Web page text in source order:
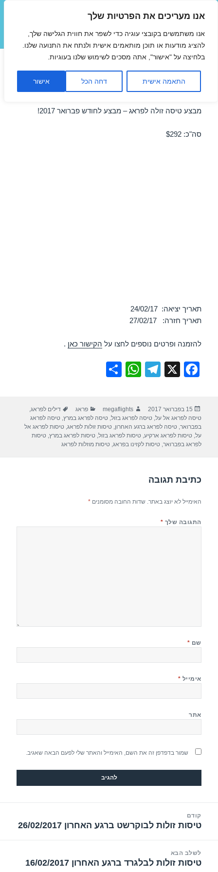
אנו מעריכים את הפרטיות שלך
אנו משתמשים בקובצי עוגיה כדי לשפר את חווית הגלישה שלך,
להציג מודעות או תוכן מותאמים אישית ולנתח את התנועה שלנו.
בלחיצה על "אישור", אתה מסכים לשימוש שלנו בעוגיות.
התאמה אישית דחה הכל אישור
תפריטים
ווידג'טים
טיסות זולות לפראג בפברואר
24/02/2017
מבצע טיסה זולה לפראג – מבצע לחודש פברואר 2017!
סה"כ: $292
תאריך יציאה: 24/02/17
תאריך חזרה: 27/02/17
להזמנה ופרטים נוספים לחצו על הקישור כאן .
F
e
b
o
k
X
T
gr
a
m
W
s
A
p
e
פורסם
בתאריך
15 בפברואר 2017 מחבר
megaflights קטגוריות
פראג תגיות
דילים לפראג,
טיסה לפראג אל על,טיסה לפראג בזול,טיסה לפראג במרץ,טיסה לפראג
בפברואר,טיסה לפראג ברגע האחרון,טיסות זולות לפראג,טיסות לפראג אל
על,טיסות לפראג ארקיע,טיסות לפראג בזול,טיסות לפראג במרץ,טיסות
לפראג בפברואר,טיסות לקזינו בפראג,טיסות מוזלות לפראג
כתיבת תגובה
האימייל לא יוצג באתר. שדות החובה מסומנים*
התגובה שלך *
שם *
אימייל *
אתר
שמור בדפדפן זה את השם, האימייל והאתר שלי לפעם הבאה שאגיב.
קודם
הפוסט
טיסות זולות לבוקרשט ברגע האחרון 26/02/2017
לשלב הבא
הפוסט
טיסות זולות לבלגרד ברגע האחרון 16/02/2017